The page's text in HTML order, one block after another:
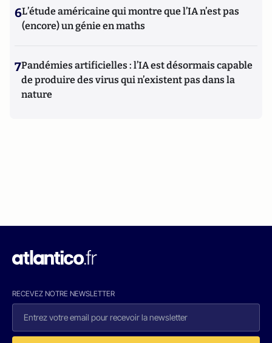
6L’étude américaine qui montre que l’IA n’est pas
(encore) un génie en maths
7Pandémies artificielles : l’IA est désormais capable
de produire des virus qui n’existent pas dans la
nature
RECEVEZ NOTRE NEWSLETTER